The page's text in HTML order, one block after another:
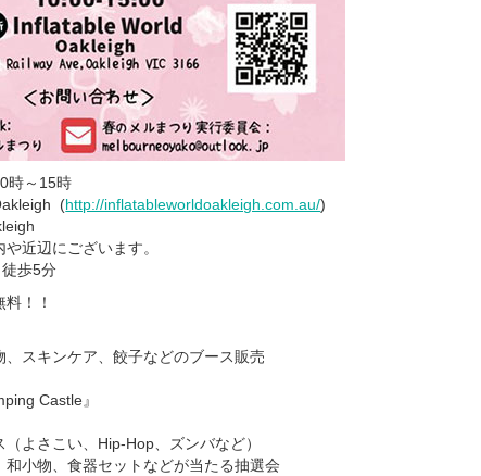
時～15時
(http://inflatableworldoakleigh.com.au/)
辺にございます。
歩5分
！！
スキンケア、餃子などのブース販売
Castle』
よさこい、Hip-Hop、ズンバなど）
小物、食器セットなどが当たる抽選会